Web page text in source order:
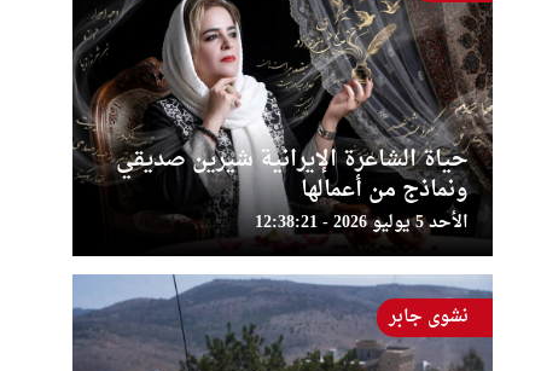
حياة الشاعرة الإيرانية شيرين صديقي
ونماذج من أعمالها
الأحد 5 يوليو 2026 - 12:38:21
نشوى جابر